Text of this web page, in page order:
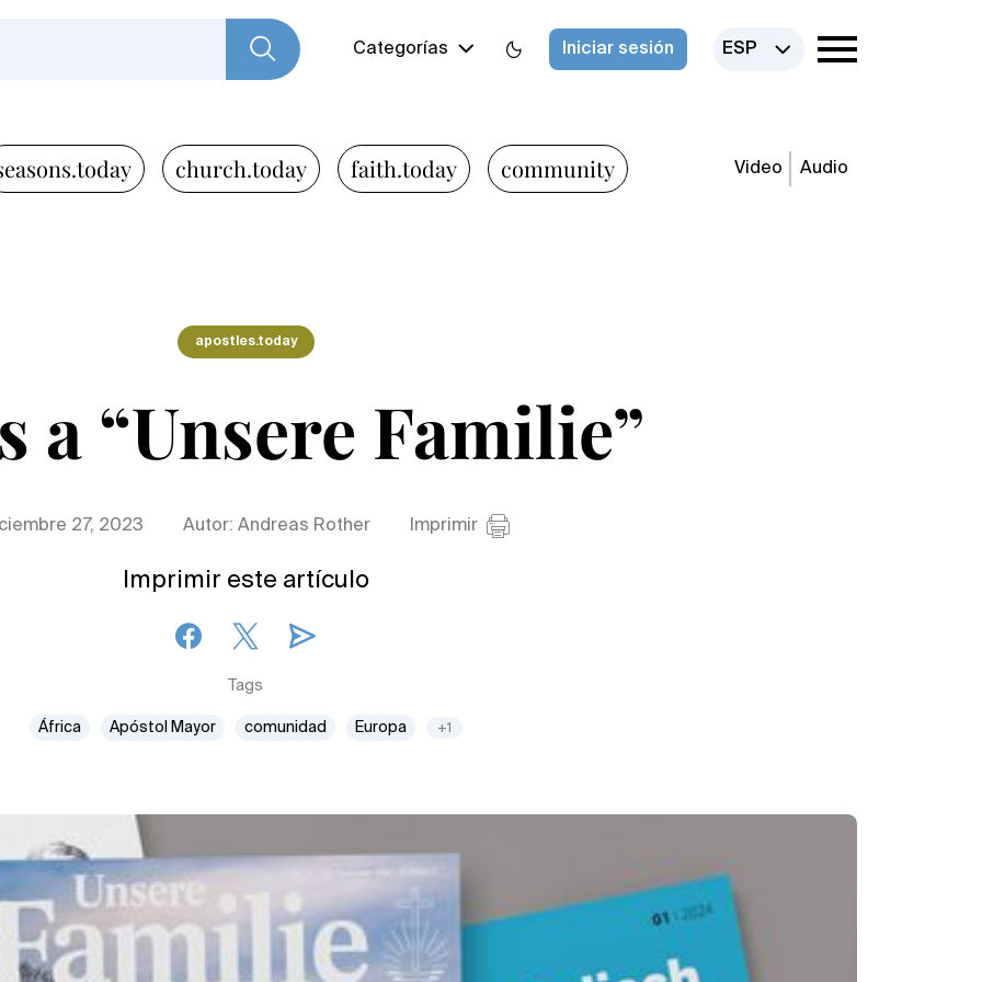
Categorías Iniciar sesión ESP
church.today faith.today community Video Audio
apostles.today
a “Unsere Familie”
27, 2023 Autor: Andreas Rother Imprimir
Imprimir este artículo
Tags
África Apóstol Mayor comunidad Europa +1